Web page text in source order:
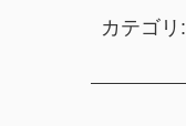
カテゴリ: